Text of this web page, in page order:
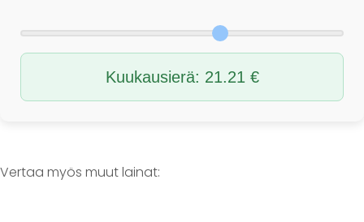
Kuukausierä: 21.21€
Vertaa myös muut lainat: